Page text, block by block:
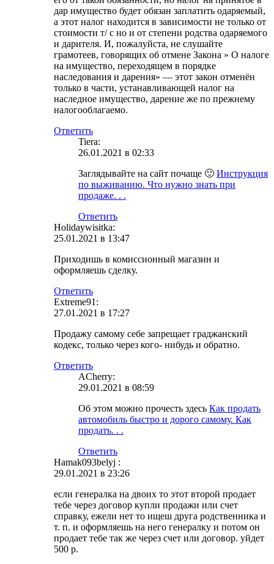
дар имущество будет обязан заплатить одаряемый,
а этот налог находится в зависимости не только от
стоимости т/ с но и от степени родства одаряемого
и дарителя. И, пожалуйста, не слушайте
грамотеев, говорящих об отмене Закона » О налоге
на имущество, переходящем в порядке
наследования и дарения» — этот закон отменён
только в части, устанавливающей налог на
наследное имущество, дарение же по прежнему
налогооблагаемо.
Ответить
Tiera:
26.01.2021 в 02:33
Заглядывайте на сайт почаще 🙂 Инструкция
по выживанию. Что нужно знать при
продаже. . .
Ответить
Holidaywisitka:
25.01.2021 в 13:47
Приходишь в комиссионный магазин и
оформляешь сделку.
Ответить
Extreme91:
27.01.2021 в 17:27
Продажу самому себе запрещает граджанский
кодекс, только через кого- нибудь и обратно.
Ответить
ACherry:
29.01.2021 в 08:59
Об этом можно прочесть здесь Как продать
автомобиль быстро и дорого самому. Как
продать. . .
Ответить
Hamak093belyj :
29.01.2021 в 23:26
если генералка на двоих то этот второй продает
тебе через договор купли продажи или счет
справку, ежели нет то ищеш друга родственника и
т. п. и оформляешь на него генералку и потом он
продает тебе так же через счет или договор. уйдет
500 р.